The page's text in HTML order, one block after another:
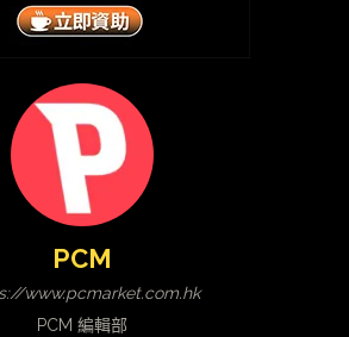
PCM
www.pcmarket.com.hk
PCM 編輯部